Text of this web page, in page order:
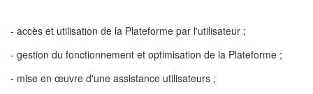
- accès et utilisation de la Plateforme par l'utilisateur ;
- gestion du fonctionnement et optimisation de la Plateforme ;
- mise en œuvre d'une assistance utilisateurs ;